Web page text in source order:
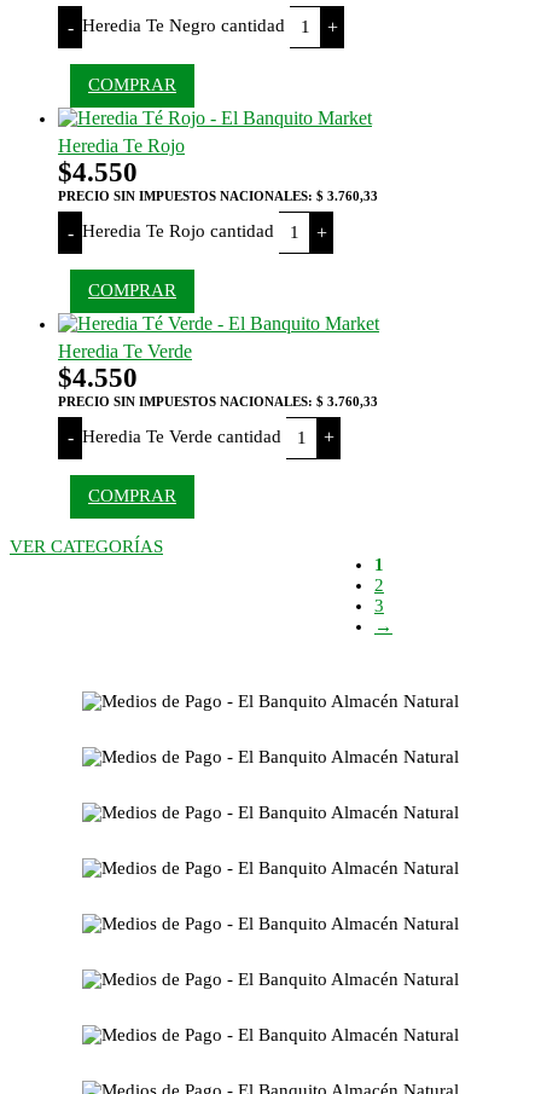
- Heredia Te Negro cantidad +
COMPRAR
Heredia Te Rojo
$4.550
PRECIO SIN IMPUESTOS NACIONALES: $ 3.760,33
- Heredia Te Rojo cantidad +
COMPRAR
Heredia Te Verde
$4.550
PRECIO SIN IMPUESTOS NACIONALES: $ 3.760,33
- Heredia Te Verde cantidad +
COMPRAR
VER CATEGORÍAS
1
2
3
→